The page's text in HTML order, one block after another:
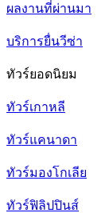
ผลงานที่ผ่านมา
บริการยื่นวีซ่า
ทัวร์ยอดนิยม
ทัวร์เกาหลี
ทัวร์แคนาดา
ทัวร์มองโกเลีย
ทัวร์ฟิลิปปินส์